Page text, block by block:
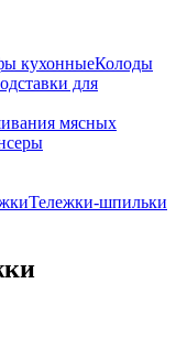
кухонныеКолоды
для
мясных
Тележки-шпильки